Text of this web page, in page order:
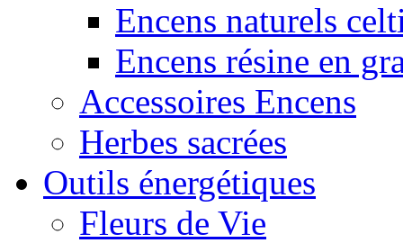
Encens naturels
Encens résine en
Accessoires Encens
Herbes sacrées
Outils énergétiques
Fleurs de Vie